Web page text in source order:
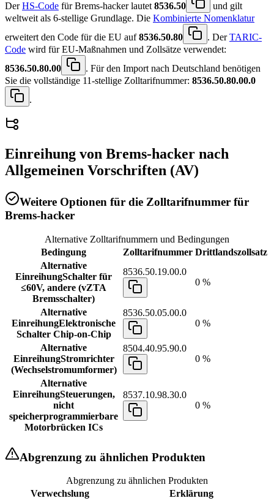
DerHS-Code für Brems-hacker lautet8536.50
und gilt
weltweit als 6-stellige Grundlage. Die Kombinierte Nomenklatur
erweitert den Code für die EU auf8536.50.80 . DerTARIC-
Code wird für EU-Maßnahmen und Zollsätze verwendet:
8536.50.80.00
. Für den Import nach Deutschland benötigen
Sie die vollständige 11-stellige Zolltarifnummer: 8536.50.80.00.0
.
Einreihung von Brems-hacker nach
Allgemeinen Vorschriften (AV)
Weitere Optionen für die Zolltarifnummer für
Brems-hacker
Alternative Zolltarifnummern und Bedingungen
Bedingung
Zolltarifnummer Drittlandszollsatz
Alternative
EinreihungSchalter für
≤60V, andere (vZTA
Bremsschalter)
8536.50.19.00.0
0 %
Alternative
EinreihungElektronische
Schalter Chip-on-Chip
8536.50.05.00.0
0 %
Alternative
EinreihungStromrichter
(Wechselstromumformer)
8504.40.95.90.0
0 %
Alternative
EinreihungSteuerungen,
nicht
speicherprogrammierbare
Motorbrücken ICs
8537.10.98.30.0
0 %
Abgrenzung zu ähnlichen Produkten
Abgrenzung zu ähnlichen Produkten
Verwechslung
Erklärung